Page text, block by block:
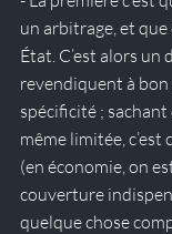
un arbitrage, et
État. C’est alors
revendiquent à
spécificité ;
même limitée,
(en économie, on
couverture
quelque chose